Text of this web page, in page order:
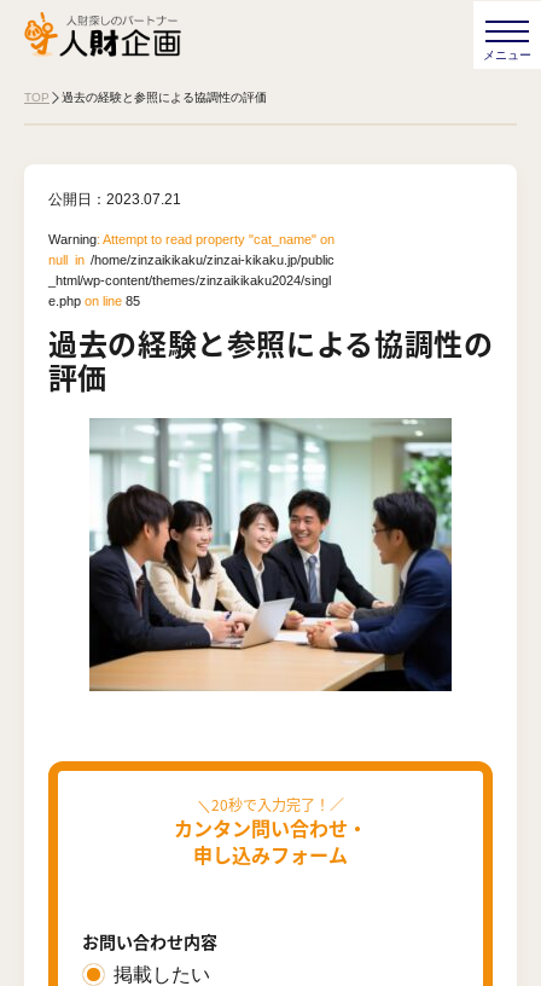
TOP 過去の経験と参照による協調性の評価
公開日： 2023.07.21
Warning: Attempt to read property "cat_name" on
null in/home/zinzaikikaku/zinzai-kikaku.jp/public
_html/wp-content/themes/zinzaikikaku2024/singl
e.php on line 85
過去の経験と参照による協調性の
評価
カンタン問い合わせ・
申し込みフォーム
お問い合わせ内容
掲載したい